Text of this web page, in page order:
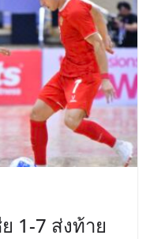
1-7 ส่งท้าย